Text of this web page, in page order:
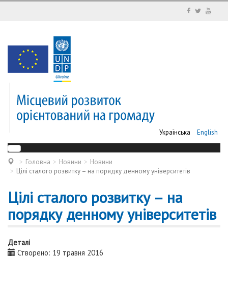
Українська English
Головна Новини
Новини
Цілі сталого розвитку – на порядку денному університетів
Цілі сталого розвитку – на
порядку денному університетів
Деталі
Створено: 19 травня 2016